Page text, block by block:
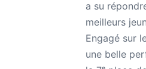
a su
meilleurs
Engagé sur
une belle